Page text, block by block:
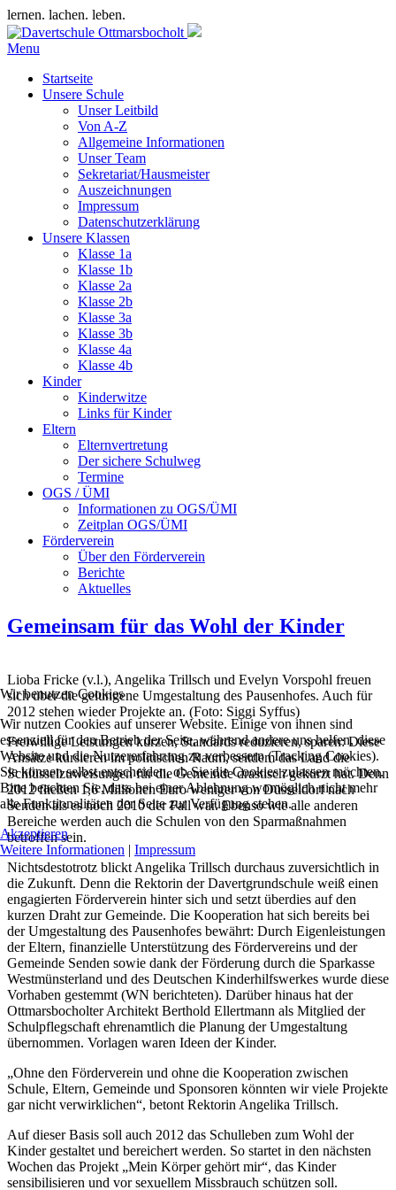
lernen. lachen. leben.
Menu
Startseite
Unsere Schule
Unser Leitbild
Von A-Z
Allgemeine Informationen
Unser Team
Sekretariat/Hausmeister
Auszeichnungen
Impressum
Datenschutzerklärung
Unsere Klassen
Klasse 1a
Klasse 1b
Klasse 2a
Klasse 2b
Klasse 3a
Klasse 3b
Klasse 4a
Klasse 4b
Kinder
Kinderwitze
Links für Kinder
Eltern
Elternvertretung
Der sichere Schulweg
Termine
OGS / ÜMI
Informationen zu OGS/ÜMI
Zeitplan OGS/ÜMI
Förderverein
Über den Förderverein
Berichte
Aktuelles
Gemeinsam für das Wohl der Kinder
Lioba Fricke (v.l.), Angelika Trillsch und Evelyn Vorspohl freuen
sich über die gelungene Umgestaltung des Pausenhofes. Auch für
2012 stehen wieder Projekte an. (Foto: Siggi Syffus)
Freiwillige Leistungen kürzen, Standards reduzieren, sparen: Diese
Ansätze kursieren im politischen Raum, seitdem das Land die
Schlüsselzuweisungen für die Gemeinde drastisch gekürzt hat. Denn
2012 fließen 1,6 Millionen Euro weniger von Düsseldorf nach
Senden als es noch 2010 der Fall war. Ebenso wie alle anderen
Bereiche werden auch die Schulen von den Sparmaßnahmen
betroffen sein.
Nichtsdestotrotz blickt Angelika Trillsch durchaus zuversichtlich in
die Zukunft. Denn die Rektorin der Davertgrundschule weiß einen
engagierten Förderverein hinter sich und setzt überdies auf den
kurzen Draht zur Gemeinde. Die Kooperation hat sich bereits bei
der Umgestaltung des Pausenhofes bewährt: Durch Eigenleistungen
der Eltern, finanzielle Unterstützung des Fördervereins und der
Gemeinde Senden sowie dank der Förderung durch die Sparkasse
Westmünsterland und des Deutschen Kinderhilfswerkes wurde diese
Vorhaben gestemmt (WN berichteten). Darüber hinaus hat der
Ottmarsbocholter Architekt Berthold Ellertmann als Mitglied der
Schulpflegschaft ehrenamtlich die Planung der Umgestaltung
übernommen. Vorlagen waren Ideen der Kinder.
„Ohne den Förderverein und ohne die Kooperation zwischen
Schule, Eltern, Gemeinde und Sponsoren könnten wir viele Projekte
gar nicht verwirklichen“, betont Rektorin Angelika Trillsch.
Auf dieser Basis soll auch 2012 das Schulleben zum Wohl der
Kinder gestaltet und bereichert werden. So startet in den nächsten
Wochen das Projekt „Mein Körper gehört mir“, das Kinder
sensibilisieren und vor sexuellem Missbrauch schützen soll.
Wir benutzen Cookies
Wir nutzen Cookies auf unserer Website. Einige von ihnen sind
essenziell für den Betrieb der Seite, während andere uns helfen, diese
Website und die Nutzererfahrung zu verbessern (Tracking Cookies).
Sie können selbst entscheiden, ob Sie die Cookies zulassen möchten.
Bitte beachten Sie, dass bei einer Ablehnung womöglich nicht mehr
alle Funktionalitäten der Seite zur Verfügung stehen.
Akzeptieren
Weitere Informationen | Impressum